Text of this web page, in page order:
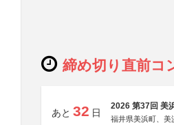
締め切り直前コ
あと 32 日
2026 第37回 美
福井県美浜町、美